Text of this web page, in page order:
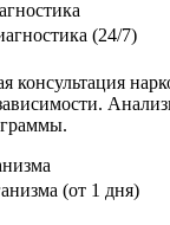
(24/7)
консультация
(от 1 дня)